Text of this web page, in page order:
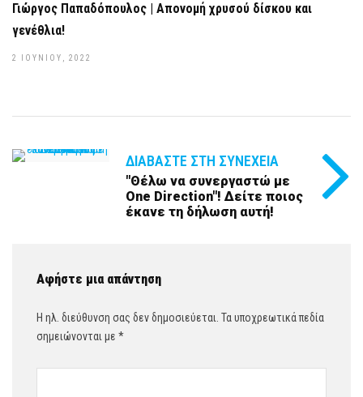
Γιώργος Παπαδόπουλος | Απονομή χρυσού δίσκου και
γενέθλια!
2 ΙΟΥΝΊΟΥ, 2022
ΔΙΑΒΆΣΤΕ ΣΤΗ ΣΥΝΈΧΕΙΑ
"Θέλω να συνεργαστώ με
One Direction"! Δείτε ποιος
έκανε τη δήλωση αυτή!
Αφήστε μια απάντηση
Η ηλ. διεύθυνση σας δεν δημοσιεύεται. Τα υποχρεωτικά πεδία
σημειώνονται με *